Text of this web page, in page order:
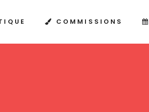
COMMISSIONS